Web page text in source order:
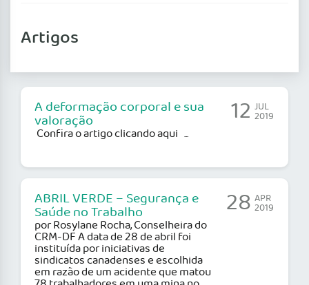
Artigos
A deformação corporal e sua
valoração
Confira o artigo clicando aqui ...
12 JUL
2019
ABRIL VERDE – Segurança e
Saúde no Trabalho
por Rosylane Rocha, Conselheira do
CRM-DF A data de 28 de abril foi
instituída por iniciativas de
sindicatos canadenses e escolhida
em razão de um acidente que matou
28 APR
2019